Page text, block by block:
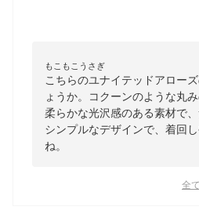
もこもこうさぎ
こちらのユナイテッドアロー
ょうか。コクーンのような丸
柔らかな光沢感のある素材で、
シンプルなデザインで、着回
ね。
全